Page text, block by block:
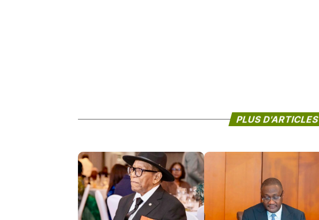
PLUS D'ARTICLES